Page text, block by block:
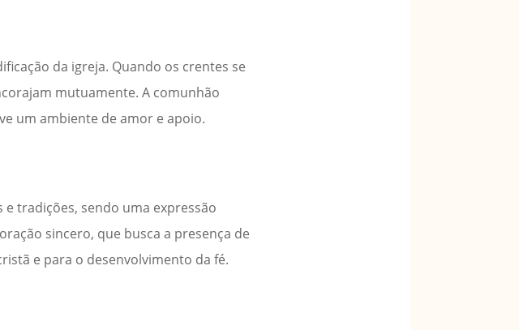
da igreja. Quando os crentes se
mutuamente. A comunhão
um ambiente de amor e apoio.
tradições, sendo uma expressão
sincero, que busca a presença de
e para o desenvolvimento da fé.